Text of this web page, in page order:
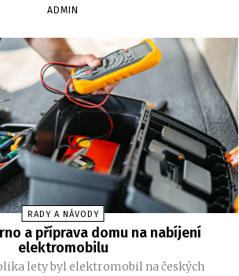
ADMIN
RADY A NÁVODY
a příprava domu na nabíjení
elektromobilu
lety byl elektromobil na českých